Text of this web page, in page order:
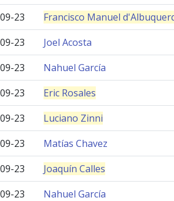
23
Francisco Manuel
23
Joel Acosta
23
Nahuel García
23
Eric Rosales
23
Luciano Zinni
23
Matías Chavez
23
Joaquín Calles
23
Nahuel García